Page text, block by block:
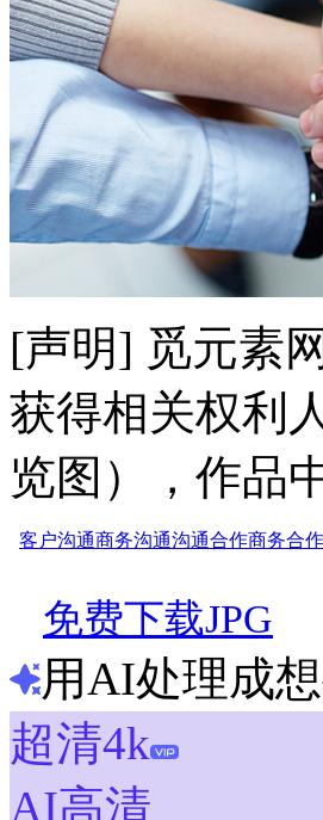
[声明] 觅元素
获得相关权利
览图），作品
客户沟通商务沟通沟通合作商务合作
免费下载JPG
用AI处理成
超清4k
AI高清